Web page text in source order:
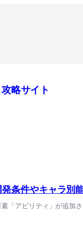
略サイト
条件やキャラ別
「アビリティ」が追加